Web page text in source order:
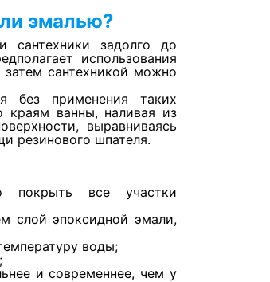
эмалью?
сантехники задолго до
использования
сантехникой можно
без применения таких
краям ванны, наливая из
выравниваясь
резинового шпателя.
покрыть все участки
слой эпоксидной эмали,
воды;
и современнее, чем у